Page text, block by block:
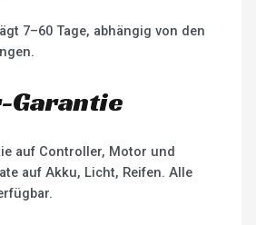
7–60 Tage, abhängig von den
Garantie
auf Controller, Motor und
auf Akku, Licht, Reifen. Alle